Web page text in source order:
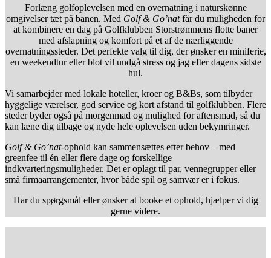
Forlæng golfoplevelsen med en overnatning i naturskønne
omgivelser tæt på banen. Med Golf & Go’natfår du muligheden for
at kombinere en dag på Golfklubben Storstrømmens flotte baner
med afslapning og komfort på et af de nærliggende
overnatningssteder. Det perfekte valg til dig, der ønsker en miniferie,
en weekendtur eller blot vil undgå stress og jag efter dagens sidste
hul.
Vi samarbejder med lokale hoteller, kroer og B&Bs, som tilbyder
hyggelige værelser, god service og kort afstand til golfklubben. Flere
steder byder også på morgenmad og mulighed for aftensmad, så du
kan læne dig tilbage og nyde hele oplevelsen uden bekymringer.
Golf & Go’nat-ophold kan sammensættes efter behov – med
greenfee til én eller flere dage og forskellige
indkvarteringsmuligheder. Det er oplagt til par, vennegrupper eller
små firmaarrangementer, hvor både spil og samvær er i fokus.
Har du spørgsmål eller ønsker at booke et ophold, hjælper vi dig
gerne videre.